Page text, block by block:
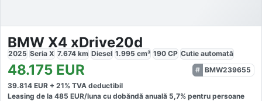
BMW X4 xDrive20d
2025 Seria X 7.674 km Diesel 1.995 cm³ 190 CP Cutie automată
48.175 EUR
BMW239655
39.814 EUR + 21% TVA deductibil
Leasing de la 485 EUR/luna cu dobăndă anuală 5,7% pentru persoane